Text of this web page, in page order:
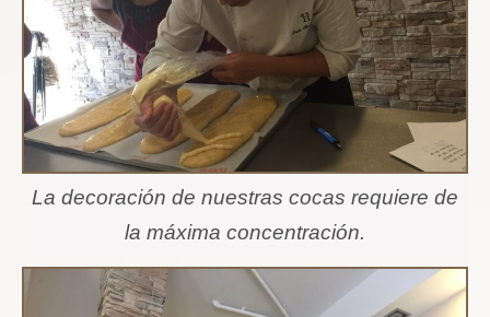
La decoración de nuestras cocas requiere de
la máxima concentración.